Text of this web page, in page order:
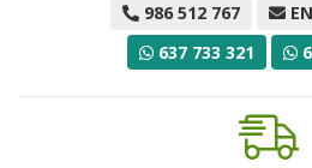
986 512 767
637 733 321